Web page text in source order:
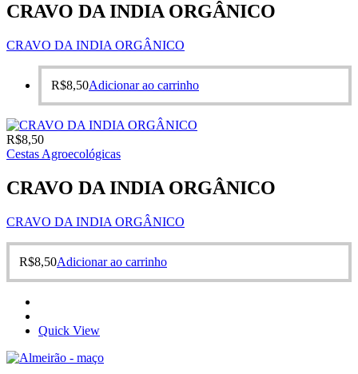
CRAVO DA INDIA ORGÂNICO
CRAVO DA INDIA ORGÂNICO
R$8,50Adicionar ao carrinho
R$8,50
Cestas Agroecológicas
CRAVO DA INDIA ORGÂNICO
CRAVO DA INDIA ORGÂNICO
R$8,50Adicionar ao carrinho
Quick View